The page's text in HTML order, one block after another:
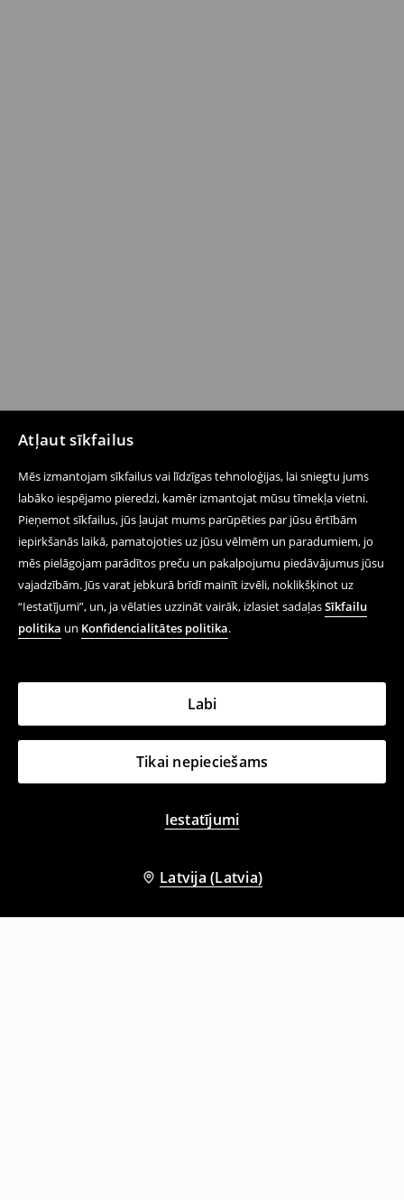
Atļaut sīkfailus
Mēs izmantojam sīkfailus vai līdzīgas tehnoloģijas, lai sniegtu jums
labāko iespējamo pieredzi, kamēr izmantojat mūsu tīmekļa vietni.
Pieņemot sīkfailus, jūs ļaujat mums parūpēties par jūsu ērtībām
iepirkšanās laikā, pamatojoties uz jūsu vēlmēm un paradumiem, jo
mēs pielāgojam parādītos preču un pakalpojumu piedāvājumus jūsu
vajadzībām. Jūs varat jebkurā brīdī mainīt izvēli, noklikšķinot uz
“Iestatījumi”, un, ja vēlaties uzzināt vairāk, izlasiet sadaļasSīkfailu
politika un Konfidencialitātes politika.
Tikai nepieciešams
Iestatījumi
Labi
Latvija (Latvia)